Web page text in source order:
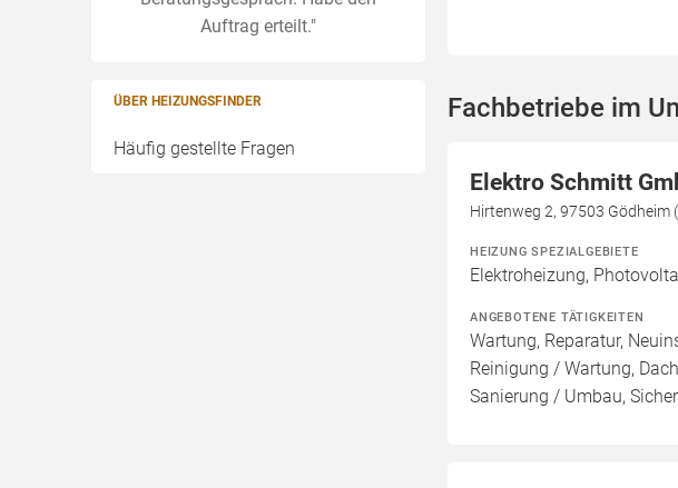
Auftrag erteilt."
ÜBER HEIZUNGSFINDER
Häufig gestellte Fragen
Fachbetriebe im
Elektro Schmitt
Hirtenweg 2, 97503 Gödheim
HEIZUNG SPEZIALGEBIETE
Elektroheizung,
ANGEBOTENE TÄTIGKEITEN
Wartung, Reparatur,
Reinigung / Wartung,
Sanierung / Umbau,